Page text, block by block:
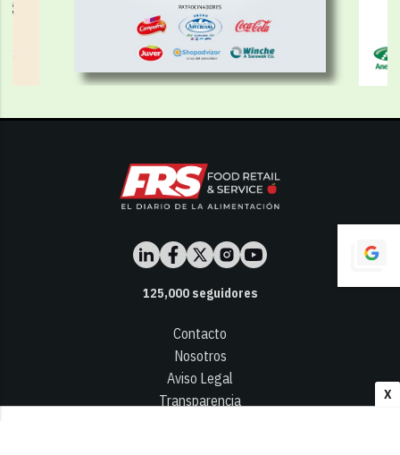
X
125,000seguidores
Contacto
Nosotros
Aviso Legal
Transparencia